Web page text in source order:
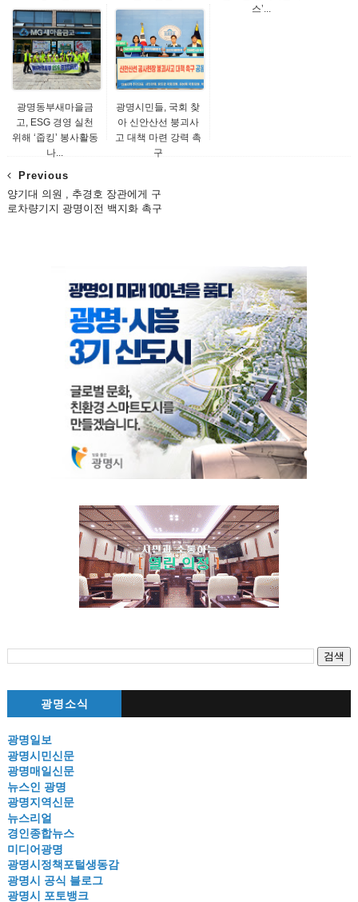
스’...
광명동부새마을금
고, ESG 경영 실천
위해 ‘줍킹’ 봉사활동
나...
광명시민들, 국회 찾
아 신안산선 붕괴사
고 대책 마련 강력 촉
구
Previous
양기대 의원 , 추경호 장관에게 구
로차량기지 광명이전 백지화 촉구
광명소식
광명일보
광명시민신문
광명매일신문
뉴스인 광명
광명지역신문
뉴스리얼
경인종합뉴스
미디어광명
광명시정책포털생동감
광명시 공식 블로그
광명시 포토뱅크